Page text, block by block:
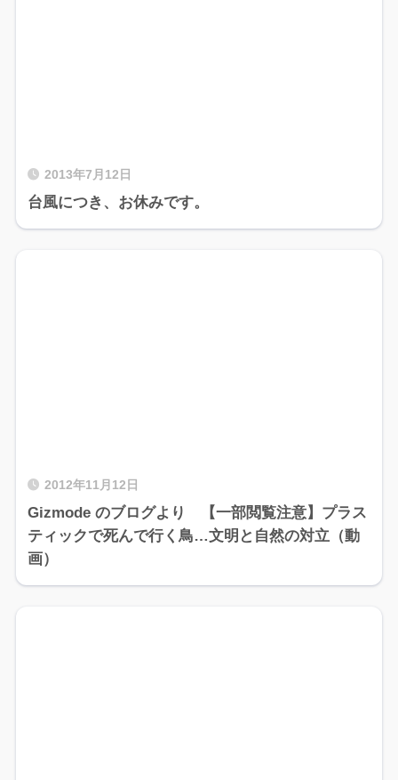
2013年7月12日
台風につき、お休みです。
2012年11月12日
Gizmode のブログより 【一部閲覧注意】プラス
ティックで死んで行く鳥…文明と自然の対立（動
画）